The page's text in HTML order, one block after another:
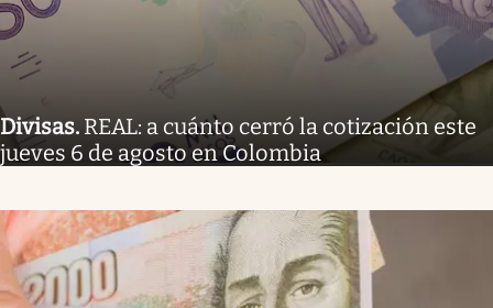
Divisas. REAL: a cuánto cerró la cotización este
jueves 6 de agosto en Colombia